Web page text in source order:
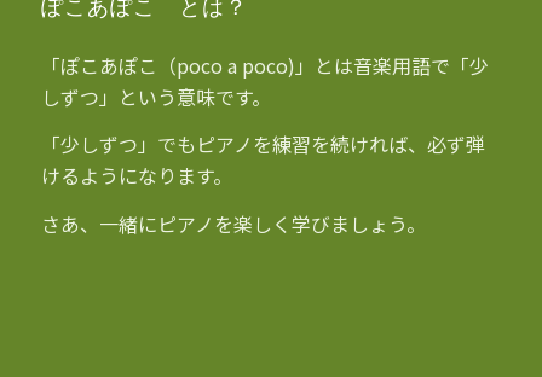
ぽこあぽこ とは？
「ぽこあぽこ（poco a poco)」とは音楽用語で「少
しずつ」という意味です。
「少しずつ」でもピアノを練習を続ければ、必ず弾
けるようになります。
さあ、一緒にピアノを楽しく学びましょう。